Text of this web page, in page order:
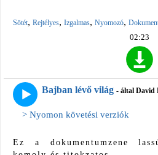
Sötét, Rejtélyes, Izgalmas, Nyomozó,
02:23
Bajban lévő világ - által David
> Nyomon követési verziók
Ez a dokumentumzene